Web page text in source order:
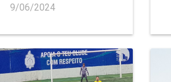
9/06/2024